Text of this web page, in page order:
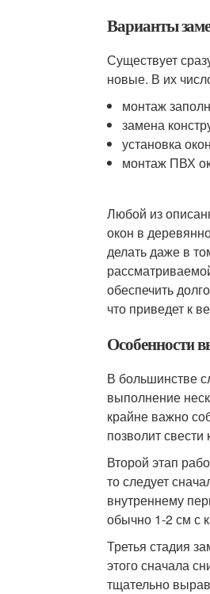
Варианты
Существует
новые. В их
монтаж
замена
установка
монтаж ПВХ
Любой из
окон в
делать даже в
обеспечить
что приведет к
Особенности
В большинстве
выполнение
крайне важно
позволит
Второй этап
то следует
внутреннему
обычно 1-2 см с
Третья стадия
этого сначала
тщательно